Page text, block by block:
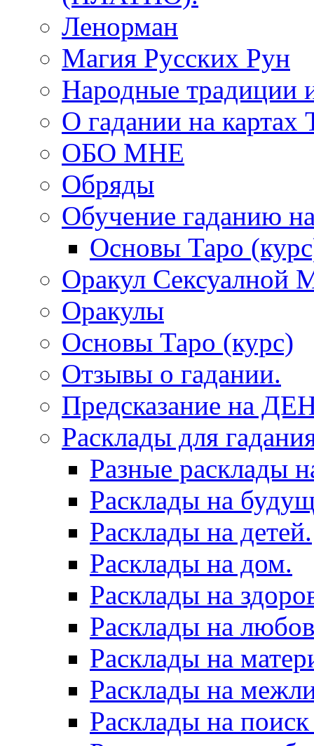
Ленорман
Магия Русских Рун
Народные традиции
О гадании на картах
ОБО МНЕ
Обряды
Обучение гаданию
Основы Таро
Оракул Сексуалной
Оракулы
Основы Таро (курс)
Отзывы о гадании.
Предсказание на
Расклады для
Разные расклады
Расклады на
Расклады на детей.
Расклады на дом.
Расклады на
Расклады на
Расклады на
Расклады на
Расклады на